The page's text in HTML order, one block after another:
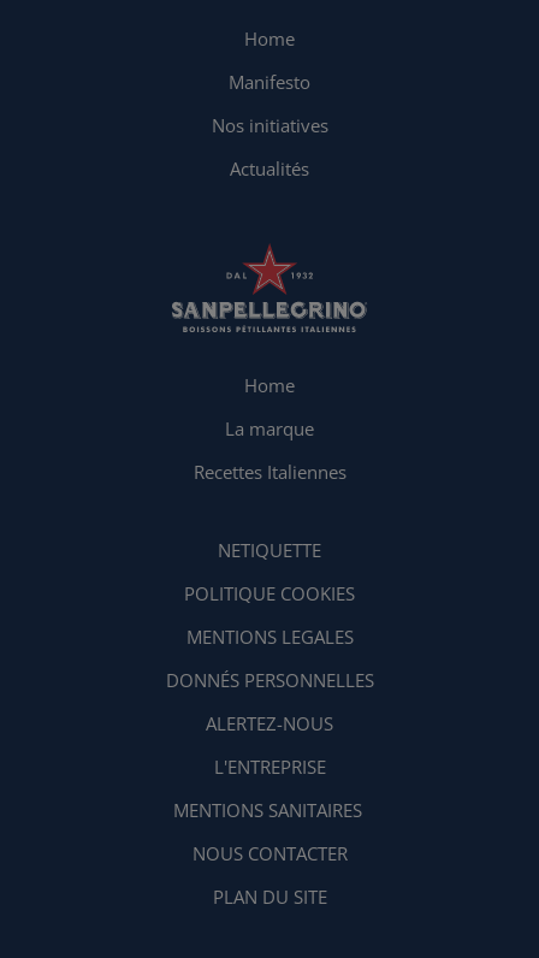
Home
Manifesto
Nos initiatives
Actualités
Home
La marque
Recettes Italiennes
NETIQUETTE
POLITIQUE COOKIES
MENTIONS LEGALES
DONNÉS PERSONNELLES
ALERTEZ-NOUS
L'ENTREPRISE
MENTIONS SANITAIRES
NOUS CONTACTER
PLAN DU SITE